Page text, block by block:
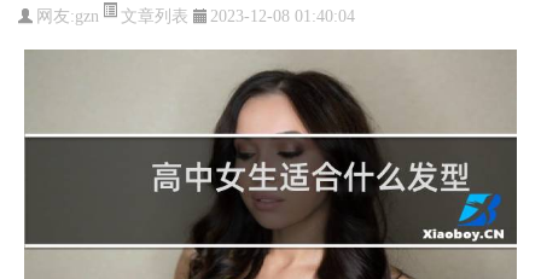
网友:gzn 文章列表 2023-12-08 01:40:04